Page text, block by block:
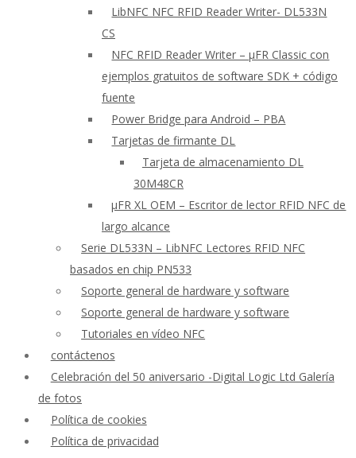
LibNFC NFC RFID Reader Writer- DL533N
CS
NFC RFID Reader Writer – μFR Classic con
ejemplos gratuitos de software SDK + código
fuente
Power Bridge para Android – PBA
Tarjetas de firmante DL
Tarjeta de almacenamiento DL
30M48CR
μFR XL OEM – Escritor de lector RFID NFC de
largo alcance
Serie DL533N – LibNFC Lectores RFID NFC
basados en chip PN533
Soporte general de hardware y software
Soporte general de hardware y software
Tutoriales en vídeo NFC
contáctenos
Celebración del 50 aniversario -Digital Logic Ltd Galería
de fotos
Política de cookies
Política de privacidad